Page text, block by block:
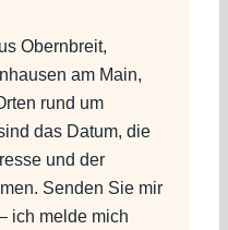
Obernbreit,
am Main,
rund um
das Datum, die
und der
Senden Sie mir
ich melde mich